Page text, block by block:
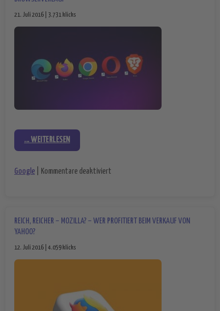
21. Juli 2016 | 3.731 klicks
... WEITERLESEN
Google Kommentare deaktiviert
REICH, REICHER – MOZILLA? – WER PROFITIERT BEIM VERKAUF VON
YAHOO?
12. Juli 2016 | 4.059 klicks